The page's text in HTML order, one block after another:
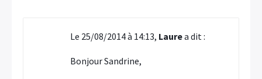
Le 25/08/2014 à 14:13, Laurea dit :
Bonjour Sandrine,